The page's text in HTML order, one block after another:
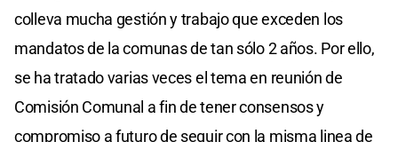
colleva mucha gestión y trabajo que exceden los
mandatos de la comunas de tan sólo 2 años. Por ello,
se ha tratado varias veces el tema en reunión de
Comisión Comunal a fin de tener consensos y
compromiso a futuro de seguir con la misma linea de